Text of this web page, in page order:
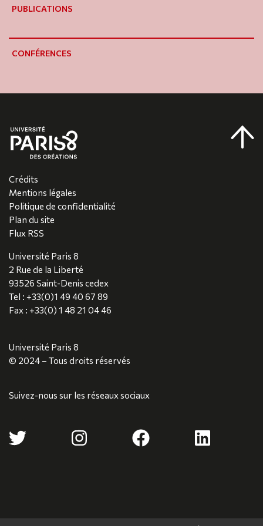
PUBLICATIONS
CONFÉRENCES
Crédits
Mentions légales
Politique de confidentialité
Plan du site
Flux RSS
Université Paris 8
2 Rue de la Liberté
93526 Saint-Denis cedex
Tel : +33(0)1 49 40 67 89
Fax : +33(0) 1 48 21 04 46
Université Paris 8
© 2024 – Tous droits réservés
Suivez-nous sur les réseaux sociaux